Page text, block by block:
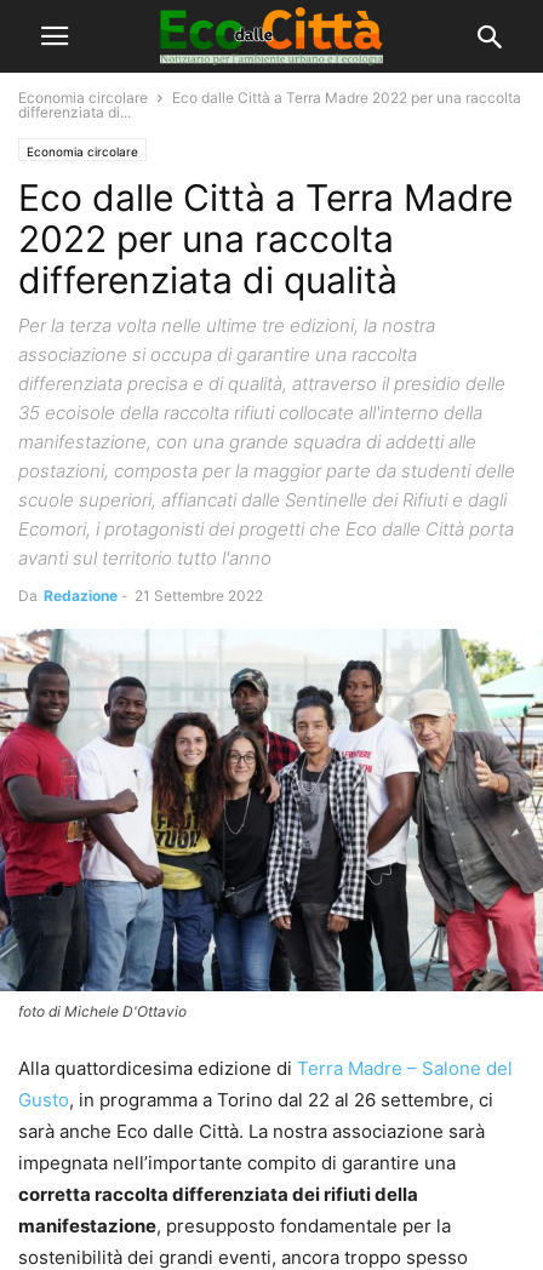
Economia circolare
Eco dalle Città a Terra Madre 2022 per una raccolta
differenziata di...
Economia circolare
Eco dalle Città a Terra Madre
2022 per una raccolta
differenziata di qualità
Per la terza volta nelle ultime tre edizioni, la nostra
associazione si occupa di garantire una raccolta
differenziata precisa e di qualità, attraverso il presidio delle
35 ecoisole della raccolta rifiuti collocate all'interno della
manifestazione, con una grande squadra di addetti alle
postazioni, composta per la maggior parte da studenti delle
scuole superiori, affiancati dalle Sentinelle dei Rifiuti e dagli
Ecomori, i protagonisti dei progetti che Eco dalle Città porta
avanti sul territorio tutto l'anno
Da Redazione - 21 Settembre 2022
foto di Michele D'Ottavio
Alla quattordicesima edizione di Terra Madre – Salone del
Gusto, in programma a Torino dal 22 al 26 settembre, ci
sarà anche Eco dalle Città. La nostra associazione sarà
impegnata nell’importante compito di garantire una
corretta raccolta differenziata dei rifiuti della
manifestazione, presupposto fondamentale per la
sostenibilità dei grandi eventi, ancora troppo spesso